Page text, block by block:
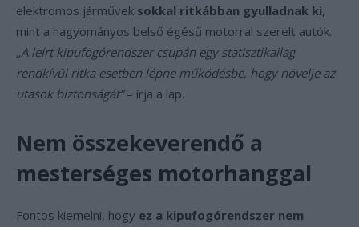
elektromos járművek sokkal ritkábban gyulladnak ki,
mint a hagyományos belső égésű motorral szerelt autók.
„A leírt kipufogórendszer csupán egy statisztikailag
rendkívül ritka esetben lépne működésbe, hogy növelje az
utasok biztonságát”– írja a lap.
Nem összekeverendő a
mesterséges motorhanggal
Fontos kiemelni, hogy ez a kipufogórendszer nem